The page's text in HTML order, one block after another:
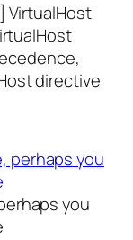
VirtualHost
directive
you